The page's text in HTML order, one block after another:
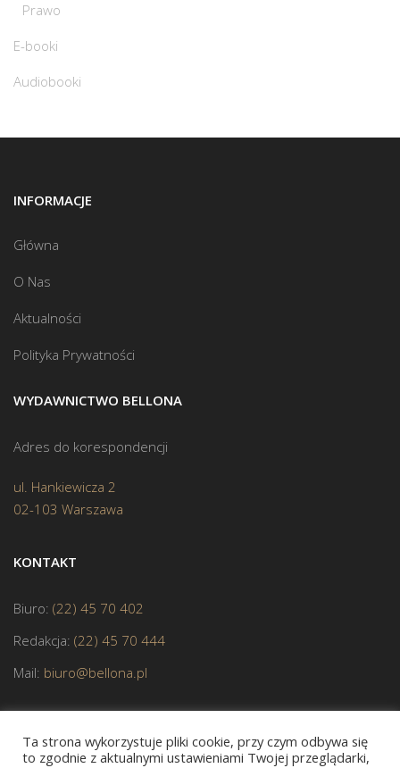
Prawo
E-booki
Audiobooki
INFORMACJE
Główna
O Nas
Aktualności
Polityka Prywatności
WYDAWNICTWO BELLONA
Adres do korespondencji
ul. Hankiewicza 2
02-103 Warszawa
KONTAKT
Biuro: (22) 45 70 402
Redakcja: (22) 45 70 444
Mail: biuro@bellona.pl
Ta strona wykorzystuje pliki cookie, przy czym odbywa się
to zgodnie z aktualnymi ustawieniami Twojej przeglądarki,